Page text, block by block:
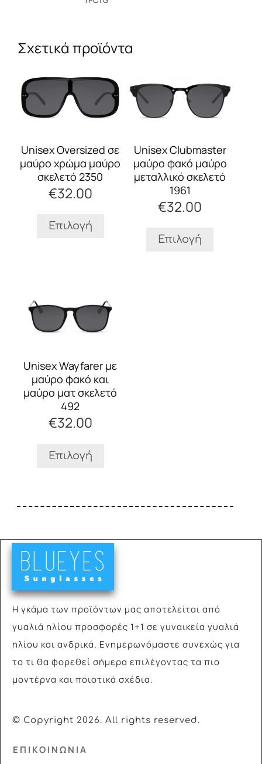
Σχετικά προϊόντα
Unisex Oversized σε
μαύρο χρώμα μαύρο
σκελετό 2350
€32.00
Επιλογή
το
προϊόν
έχει
πολλαπλές
Οι
επιλογές
μπορούν
επιλεγούν
σελίδα
Unisex Clubmaster
μαύρο φακό μαύρο
μεταλλικό σκελετό
1961
€32.00
Επιλογή
προϊόν
έχει
πολλαπλές
Οι
επιλογές
μπορούν
να
επιλεγούν
στη
του
Unisex Wayfarer με
μαύρο φακό και
μαύρο ματ σκελετό
492
€32.00
Επιλογή
προϊόν
έχει
Οι
επιλογές
μπορούν
να
επιλεγούν
στη
του
προϊόντος
Η γκάμα των προϊόντων μας αποτελείται από
γυαλιά ηλίου προσφορές 1+1 σε γυναικεία γυαλιά
ηλίου και ανδρικά. Ενημερωνόμαστε συνεχώς για
το τι θα φορεθεί σήμερα επιλέγοντας τα πιο
μοντέρνα και ποιοτικά σχέδια.
© Copyright 2026. All rights reserved.
ΕΠΙΚΟΙΝΩΝΙΑ